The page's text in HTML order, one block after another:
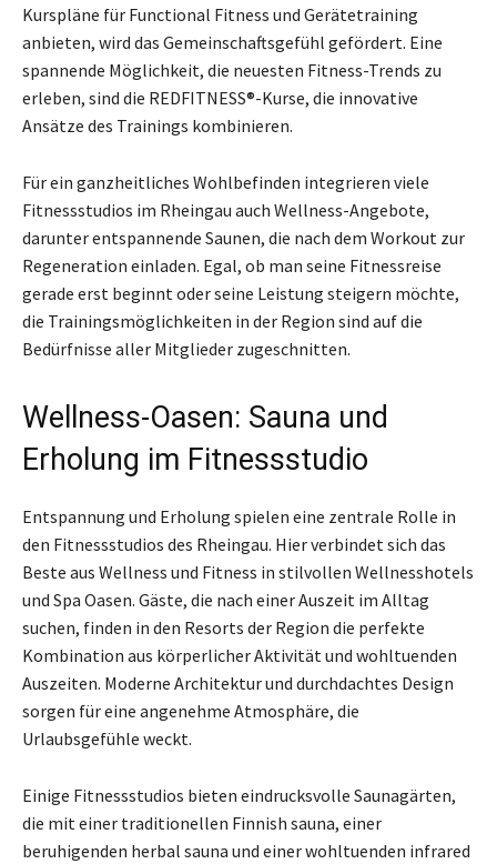
Kurspläne für Functional Fitness und Gerätetraining
anbieten, wird das Gemeinschaftsgefühl gefördert. Eine
spannende Möglichkeit, die neuesten Fitness-Trends zu
erleben, sind die REDFITNESS®-Kurse, die innovative
Ansätze des Trainings kombinieren.
Für ein ganzheitliches Wohlbefinden integrieren viele
Fitnessstudios im Rheingau auch Wellness-Angebote,
darunter entspannende Saunen, die nach dem Workout zur
Regeneration einladen. Egal, ob man seine Fitnessreise
gerade erst beginnt oder seine Leistung steigern möchte,
die Trainingsmöglichkeiten in der Region sind auf die
Bedürfnisse aller Mitglieder zugeschnitten.
Wellness-Oasen: Sauna und
Erholung im Fitnessstudio
Entspannung und Erholung spielen eine zentrale Rolle in
den Fitnessstudios des Rheingau. Hier verbindet sich das
Beste aus Wellness und Fitness in stilvollen Wellnesshotels
und Spa Oasen. Gäste, die nach einer Auszeit im Alltag
suchen, finden in den Resorts der Region die perfekte
Kombination aus körperlicher Aktivität und wohltuenden
Auszeiten. Moderne Architektur und durchdachtes Design
sorgen für eine angenehme Atmosphäre, die
Urlaubsgefühle weckt.
Einige Fitnessstudios bieten eindrucksvolle Saunagärten,
die mit einer traditionellen Finnish sauna, einer
beruhigenden herbal sauna und einer wohltuenden infrared